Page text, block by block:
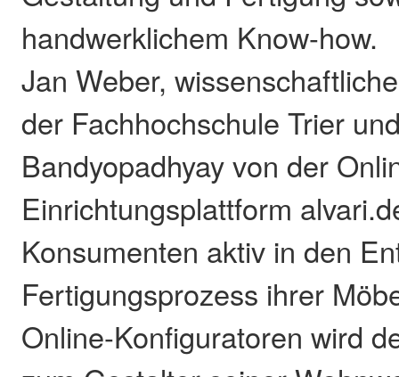
handwerklichem Know-how.
Jan Weber,
der Fachhochschule Trier
Bandyopadhyay von der
Einrichtungsplattform
Konsumenten aktiv in den
Fertigungsprozess ihrer
Online-Konfiguratoren wird